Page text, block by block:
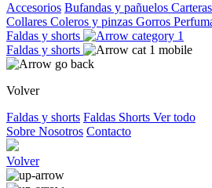
Accesorios Bufandas y pañuelos
Collares Coleros y pinzas Gorros
Faldas y shorts
Faldas y shorts
Volver
Faldas y shorts Faldas Shorts Ver todo
Sobre Nosotros Contacto
Volver